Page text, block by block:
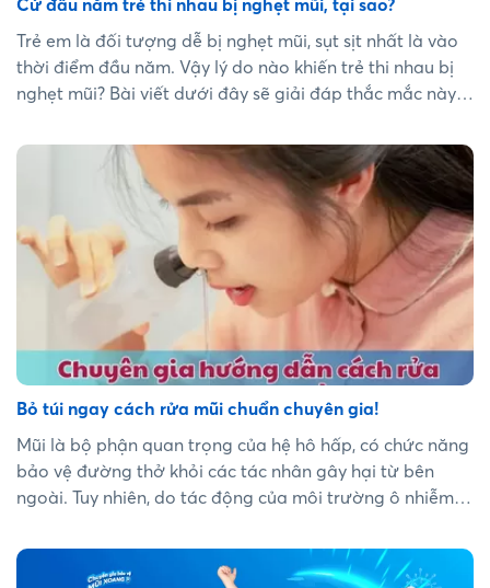
Trẻ em là đối tượng dễ bị nghẹt mũi, sụt sịt nhất là vào
thời điểm đầu năm. Vậy lý do nào khiến trẻ thi nhau bị
nghẹt mũi? Bài viết dưới đây sẽ giải đáp thắc mắc này
Bỏ túi ngay cách rửa mũi chuẩn chuyên gia!
Mũi là bộ phận quan trọng của hệ hô hấp, có chức năng
bảo vệ đường thở khỏi các tác nhân gây hại từ bên
ngoài. Tuy nhiên, do tác động của môi trường ô nhiễm,
các triệu chứng khó chịu như nghẹt mũi, chảy nước mũi,
đau đầu,... Bài viết này cung cấp cách rửa mũi chuẩn